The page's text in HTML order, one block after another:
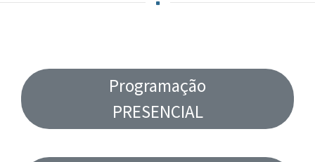
Programação
PRESENCIAL